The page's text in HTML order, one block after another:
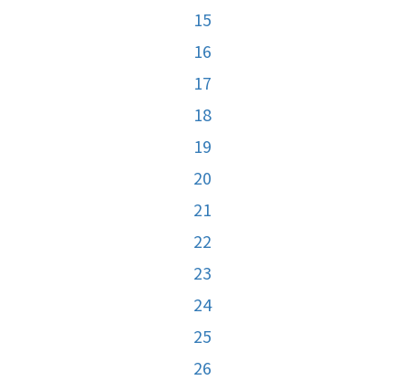
15
16
17
18
19
20
21
22
23
24
25
26